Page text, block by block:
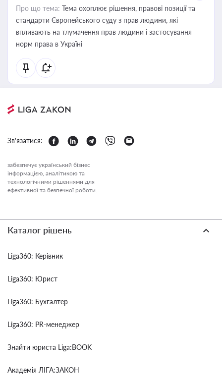
Про що тема: Тема охоплює рішення, правові позиції та
стандарти Європейського суду з прав людини, які
впливають на тлумачення прав людини і застосування
норм права в Україні
Зв'язатися:
забезпечує український бізнес
інформацією, аналітикою та
технологічними рішеннями для
ефективної та безпечної роботи.
Каталог рішень
Liga360: Керівник
Liga360: Юрист
Liga360: Бухгалтер
Liga360: PR-менеджер
Знайти юриста Liga:BOOK
Академія ЛІГА:ЗАКОН